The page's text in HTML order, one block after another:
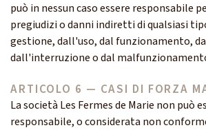
può in nessun caso essere responsabile
pregiudizi o danni indiretti di qualsiasi
gestione, dall'uso, dal funzionamento,
dall'interruzione o dal
ARTICOLO 6 — CASI DI FORZA
La società Les Fermes de Marie non può
responsabile, o considerata non